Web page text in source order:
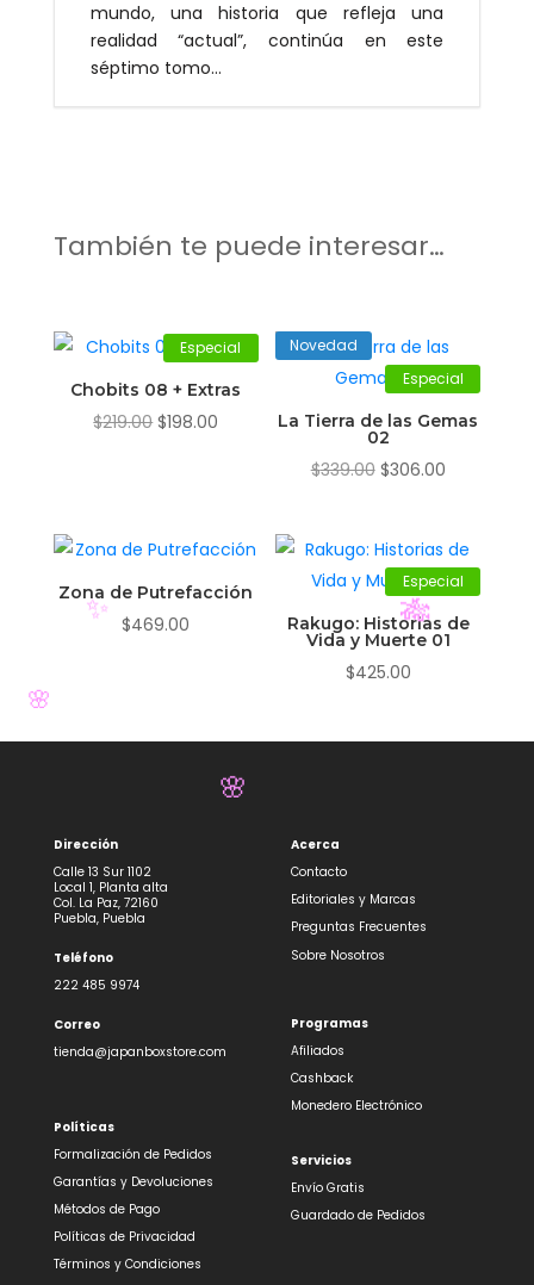
mundo, una historia que refleja una
realidad “actual”, continúa en este
séptimo tomo…
También te puede interesar…
Especial
Chobits 08 + Extras
$219.00El
$219.00.
$198.00
$198.00.
Especial
Novedad
La Tierra de las Gemas
02
$339.00 El
era:
$339.00.
$306.00El
es:
$306.00.
Zona de Putrefacción
$469.00
Especial
Rakugo: Historias de
Vida y Muerte 01
$425.00
Dirección
Calle 13 Sur 1102
Local 1, Planta alta
Col. La Paz, 72160
Puebla, Puebla
Teléfono
222 485 9974
Correo
tienda@japanboxstore.com
Políticas
Formalización de Pedidos
Garantías y Devoluciones
Métodos de Pago
Políticas de Privacidad
Términos y Condiciones
Acerca
Contacto
Editoriales y Marcas
Preguntas Frecuentes
Sobre Nosotros
Programas
Afiliados
Cashback
Monedero Electrónico
Servicios
Envío Gratis
Guardado de Pedidos
🎋